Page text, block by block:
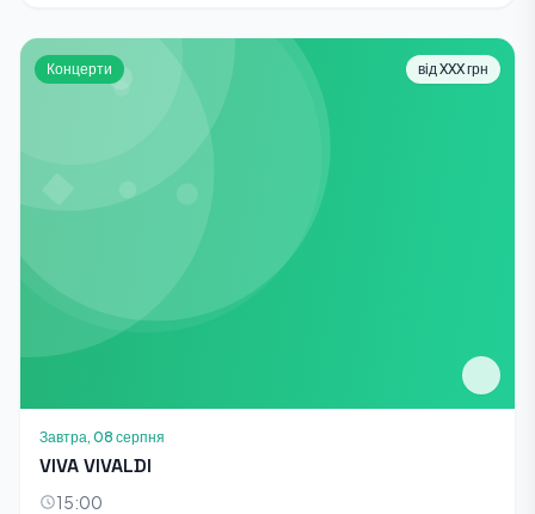
Концерти від XXX грн
Завтра, 08 серпня
VIVA VIVALDI
15:00